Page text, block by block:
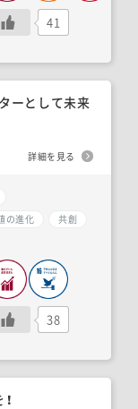
41
ーとして未来
詳細を見る
の進化
共創
38